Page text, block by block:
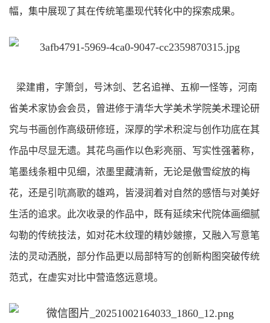
幅，集中展现了其在传统笔墨现代转化中的探索成果。
梁建甫，字箫剑，号沐剑、艺名追禅、五柳一怪等，河南
省美术家协会会员，曾进修于清华大学美术学院美术理论研
究与书画创作高级研修班，深厚的学术积淀与创作功底在其
作品中尽显无遗。其花鸟画作以色彩亮丽、写实性强著称，
笔墨线条粗中见细，浓墨里藏清新，无论是傲雪绽放的梅
花，还是引吭高歌的雄鸡，皆浸润着对自然的感悟与对美好
生活的追求。此次收录的作品中，既有延续宋代院体画细腻
勾勒的传统技法，如对花木纹理的精妙皴擦，又融入写意笔
法的灵动洒脱，部分作品更以局部特写的创新构图突破传统
范式，在虚实对比中营造悠远意境。